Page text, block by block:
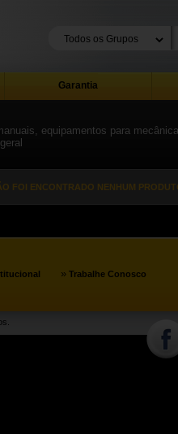
Garantia
equipamentos para
FOI ENCONTRADO NENHUM
» Trabalhe Conosco